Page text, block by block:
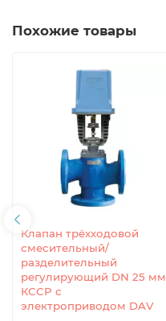
Похожие товары
Клапан трёхходовой
смесительный/
разделительный
регулирующий DN 25 мм
КССР с
электроприводом DAV